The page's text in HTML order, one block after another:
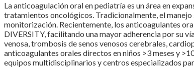
La anticoagulación oral en pediatría es un área en
tratamientos oncológicos. Tradicionalmente, el
monitorización. Recientemente, los anticoagulantes
DIVERSITY, facilitando una mayor adherencia por su
venosa, trombosis de senos venosos cerebrales,
anticoagulantes orales directos en niños >3 meses y
equipos multidisciplinarios y centros especializados